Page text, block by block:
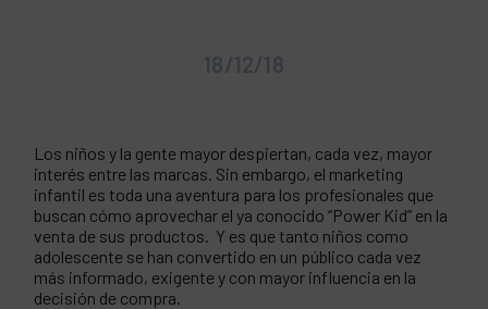
Los niños y la gente mayor despiertan, cada vez, mayor
interés entre las marcas. Sin embargo, el marketing
infantil es toda una aventura para los profesionales que
buscan cómo aprovechar el ya conocido “Power Kid” en la
venta de sus productos. Y es que tanto niños como
adolescente se han convertido en un público cada vez
más informado, exigente y con mayor influencia en la
decisión de compra.